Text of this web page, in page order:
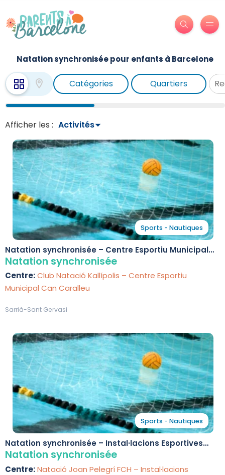
Natation synchronisée pour enfants à Barcelone
Catégories Quartiers
Afficher les :
Sports - Nautiques
Natation synchronisée – Centre Esportiu Municipal
Can Caralleu
Natation synchronisée
Centre:Club Natació Kallípolis – Centre Esportiu
Municipal Can Caralleu
Sarrià-Sant Gervasi
Sports - Nautiques
Natation synchronisée – Instal·lacions Esportives
Natació Joan Pelegrí
Natation synchronisée
Centre:Natació Joan Pelegrí FCH – Instal·lacions